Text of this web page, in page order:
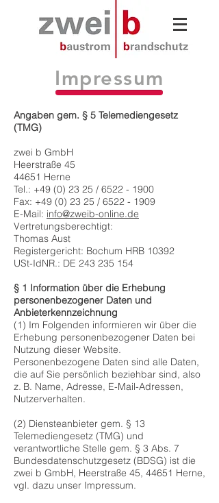
Impressum
Angaben gem. § 5 Telemediengesetz
(TMG)
zwei b GmbH
Heerstraße 45
44651 Herne
Tel.: +49 (0) 23 25 / 6522 - 1900
Fax: +49 (0) 23 25 / 6522 - 1909
E-Mail: info@zweib-online.de
Vertretungsberechtigt:
Thomas Aust
Registergericht: Bochum HRB 10392
USt-IdNR.: DE 243 235 154
§ 1 Information über die Erhebung
personenbezogener Daten und
Anbieterkennzeichnung
(1) Im Folgenden informieren wir über die
Erhebung personenbezogener Daten bei
Nutzung dieser Website.
Personenbezogene Daten sind alle Daten,
die auf Sie persönlich beziehbar sind, also
z. B. Name, Adresse, E-Mail-Adressen,
Nutzerverhalten.
(2) Diensteanbieter gem. § 13
Telemediengesetz (TMG) und
verantwortliche Stelle gem. § 3 Abs. 7
Bundesdatenschutzgesetz (BDSG) ist die
zwei b GmbH, Heerstraße 45, 44651 Herne,
vgl. dazu unser Impressum.